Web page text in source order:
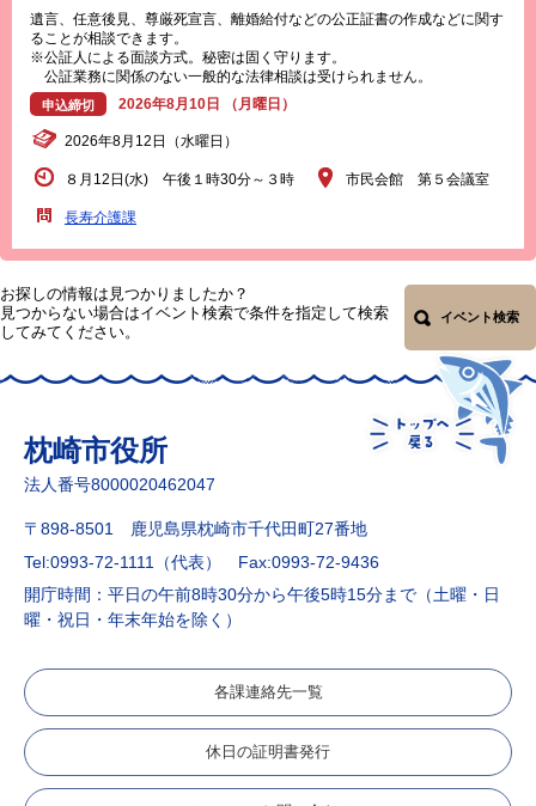
遺言、任意後見、尊厳死宣言、離婚給付などの公正証書の作成などに関す
ることが相談できます。
※公証人による面談方式。秘密は固く守ります。
公証業務に関係のない一般的な法律相談は受けられません。
申込締切 2026年8月10日 （月曜日）
2026年8月12日（水曜日）
８月12日(水) 午後１時30分～３時 市民会館 第５会議室
長寿介護課
お探しの情報は見つかりましたか？
見つからない場合はイベント検索で条件を指定して検索
してみてください。
イベント検索
枕崎市役所
法人番号8000020462047
〒898-8501 鹿児島県枕崎市千代田町27番地
Tel:0993-72-1111（代表）
Fax:0993-72-9436
開庁時間：平日の午前8時30分から午後5時15分まで（土曜・日
曜・祝日・年末年始を除く）
各課連絡先一覧
休日の証明書発行